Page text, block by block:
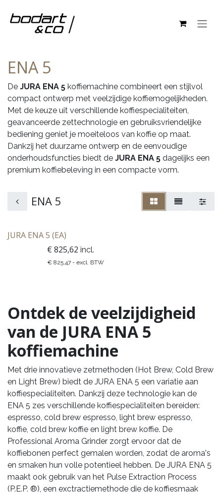
ENA 5
De JURA ENA 5 koffiemachine combineert een stijlvol
compact ontwerp met veelzijdige koffiemogelijkheden.
Met de keuze uit verschillende koffiespecialiteiten,
geavanceerde zettechnologie en gebruiksvriendelijke
bediening geniet je moeiteloos van koffie op maat.
Dankzij het duurzame ontwerp en de eenvoudige
onderhoudsfuncties biedt de JURA ENA 5 dagelijks een
premium koffiebeleving in een compacte vorm.
ENA 5
JURA ENA 5 (EA)
€ 825,62 incl.
€ 825,47- excl. BTW
Ontdek de veelzijdigheid
van de JURA ENA 5
koffiemachine
Met drie innovatieve zetmethoden (Hot Brew, Cold Brew
en Light Brew) biedt de JURA ENA 5 een variatie aan
koffiespecialiteiten. Dankzij deze technologie kan de
ENA 5 zes verschillende koffiespecialiteiten bereiden:
espresso, cold brew espresso, light brew espresso,
koffie, cold brew koffie en light brew koffie. De
Professional Aroma Grinder zorgt ervoor dat de
koffiebonen perfect gemalen worden, zodat de aroma's
en smaken hun volle potentieel hebben. De JURA ENA 5
maakt ook gebruik van het Pulse Extraction Process
(P.E.P. ®), een exctractiemethode die de koffiesmaak